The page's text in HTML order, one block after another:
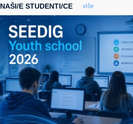
NAŠI/E STUDENTI/CE više